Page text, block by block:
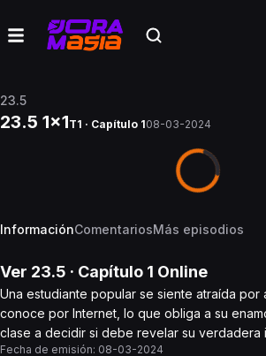
23.5
23.5 1x1T1 · Capítulo 108-03-2024
InformaciónComentariosMás episodios
Ver 23.5 · Capítulo 1 Online
Una estudiante popular se siente atraída por
conoce por Internet, lo que obliga a su
clase a decidir si debe revelar su verdadera
Fecha de emisión: 08-03-2024